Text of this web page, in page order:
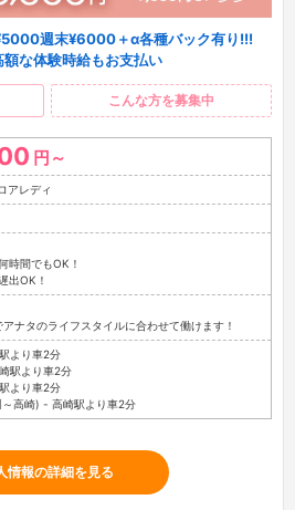
週末¥6000＋α各種バック有り!!!
な体験時給もお支払い
こんな方を募集中
円～
アレディ
時間でもOK！
出OK！
ナタのライフスタイルに合わせて働けます！
より車2分
駅より車2分
より車2分
～高崎) - 高崎駅より車2分
情報の詳細を見る